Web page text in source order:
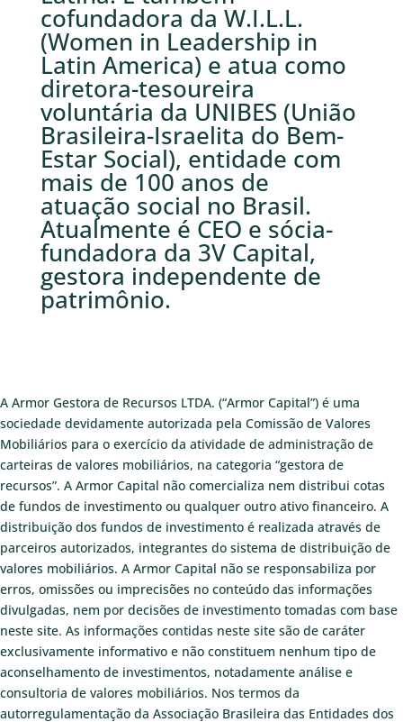
cofundadora da W.I.L.L.
(Women in Leadership in
Latin America) e atua como
diretora-tesoureira
voluntária da UNIBES (União
Brasileira-Israelita do Bem-
Estar Social), entidade com
mais de 100 anos de
atuação social no Brasil.
Atualmente é CEO e sócia-
fundadora da 3V Capital,
gestora independente de
patrimônio.
A Armor Gestora de Recursos LTDA. (“Armor Capital”) é uma
sociedade devidamente autorizada pela Comissão de Valores
Mobiliários para o exercício da atividade de administração de
carteiras de valores mobiliários, na categoria “gestora de
recursos”. A Armor Capital não comercializa nem distribui cotas
de fundos de investimento ou qualquer outro ativo financeiro. A
distribuição dos fundos de investimento é realizada através de
parceiros autorizados, integrantes do sistema de distribuição de
valores mobiliários. A Armor Capital não se responsabiliza por
erros, omissões ou imprecisões no conteúdo das informações
divulgadas, nem por decisões de investimento tomadas com base
neste site. As informações contidas neste site são de caráter
exclusivamente informativo e não constituem nenhum tipo de
aconselhamento de investimentos, notadamente análise e
consultoria de valores mobiliários. Nos termos da
autorregulamentação da Associação Brasileira das Entidades dos